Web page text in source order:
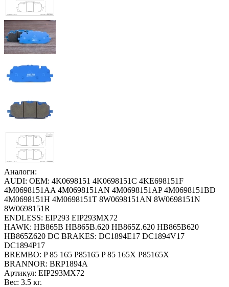
Аналоги:
AUDI: OEM: 4K0698151 4K0698151C 4KE698151F
4M0698151AA 4M0698151AN 4M0698151AP 4M0698151BD
4M0698151H 4M0698151T 8W0698151AN 8W0698151N
8W0698151R
ENDLESS: EIP293 EIP293MX72
HAWK: HB865B HB865B.620 HB865Z.620 HB865B620
HB865Z620 DC BRAKES: DC1894E17 DC1894V17
DC1894P17
BREMBO: P 85 165 P85165 P 85 165X P85165X
BRANNOR: BRP1894A
Артикул: EIP293MX72
Вес: 3.5 кг.